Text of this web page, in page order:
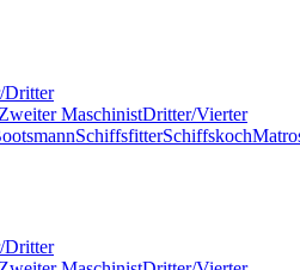
Dritter
Zweiter MaschinistDritter/Vierter
SchiffsfitterSchiffskoch
Dritter